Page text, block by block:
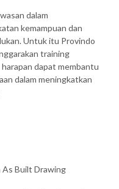
dalam
kemampuan dan
Untuk itu Provindo
training
harapan dapat membantu
dalam meningkatkan
As Built Drawing